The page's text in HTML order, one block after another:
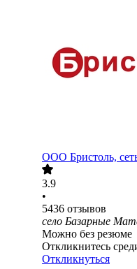
ООО Бристоль,
3.9
•
5436 отзывов
село Базарные
Можно без резюме
Откликнитесь
Откликнуться